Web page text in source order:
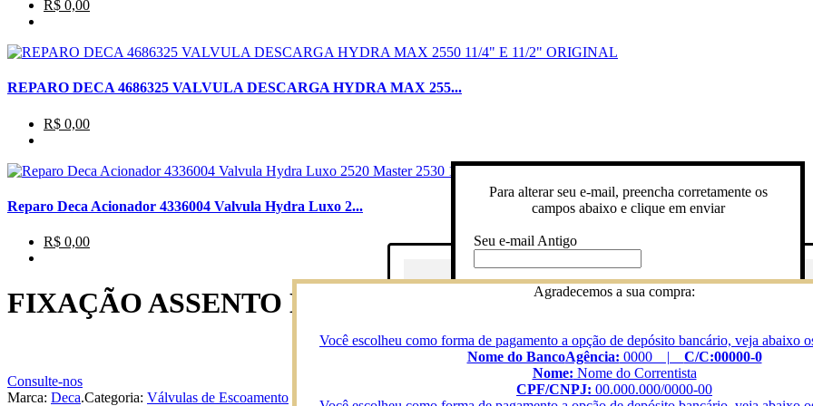
Gostaria de ser avisado quando o produto estiver em estoque?
campos abaixo com seu nome e e-mail e clique em enviar!
Quero receber descontos especiais e ofertas exclusivas por e-
R$ 0,00
REPARO DECA 4686325 VALVULA DESCARGA HYDRA MAX 255...
R$ 0,00
Reparo Deca Acionador 4336004 Valvula Hydra Luxo 2...
R$ 0,00
FIXAÇÃO ASSENTO DECA AP 165 FX16501
Consulte-nos
Marca: Deca.Categoria: Válvulas de Escoamento
Preencha o campo abaixo com seu e-mail para
receber uma nova senha
E-mail
Para alterar seu e-mail, preencha corretamente os
campos abaixo e clique em enviar
Seu e-mail Antigo
Digite novo e-mail
Digite novamente
Digite sua senha
Agradecemos a sua compra:
Você escolheu como forma de pagamento a opção de depósito bancário, veja abaixo
Nome do BancoAgência: 0000 | C/C:00000-0
Nome: Nome do Correntista
CPF/CNPJ: 00.000.000/0000-00